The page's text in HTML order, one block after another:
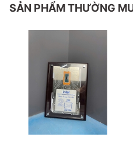
SẢN PHẨM THƯỜNG